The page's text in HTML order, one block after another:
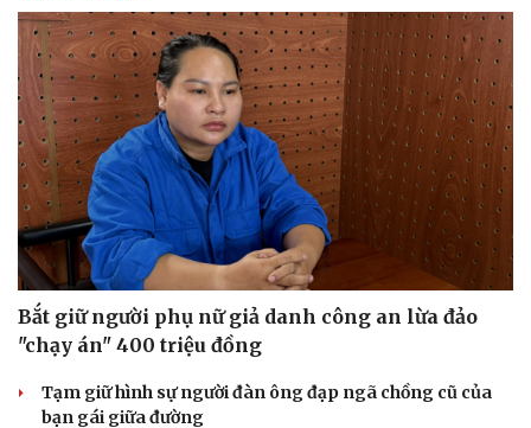
Bắt giữ người phụ nữ giả danh công an lừa đảo
"chạy án" 400 triệu đồng
Tạm giữ hình sự người đàn ông đạp ngã chồng cũ của
bạn gái giữa đường